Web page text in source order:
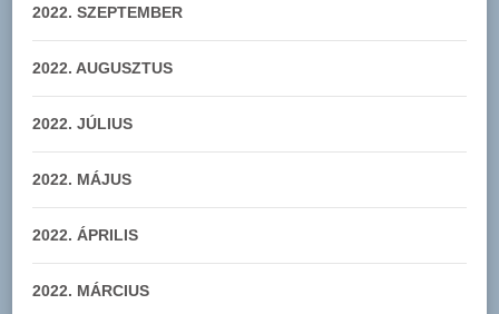
2022. SZEPTEMBER
2022. AUGUSZTUS
2022. JÚLIUS
2022. MÁJUS
2022. ÁPRILIS
2022. MÁRCIUS